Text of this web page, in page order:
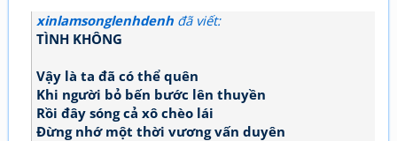
xinlamsonglenhdenh đã viết:
TÌNH KHÔNG
Vậy là ta đã có thể quên
Khi người bỏ bến bước lên thuyền
Rồi đây sóng cả xô chèo lái
Đừng nhớ một thời vương vấn duyên